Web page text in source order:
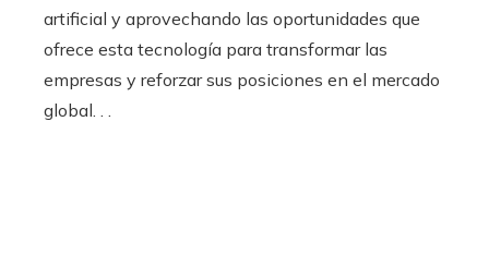
artificial y aprovechando las oportunidades que
ofrece esta tecnología para transformar las
empresas y reforzar sus posiciones en el mercado
global. . .